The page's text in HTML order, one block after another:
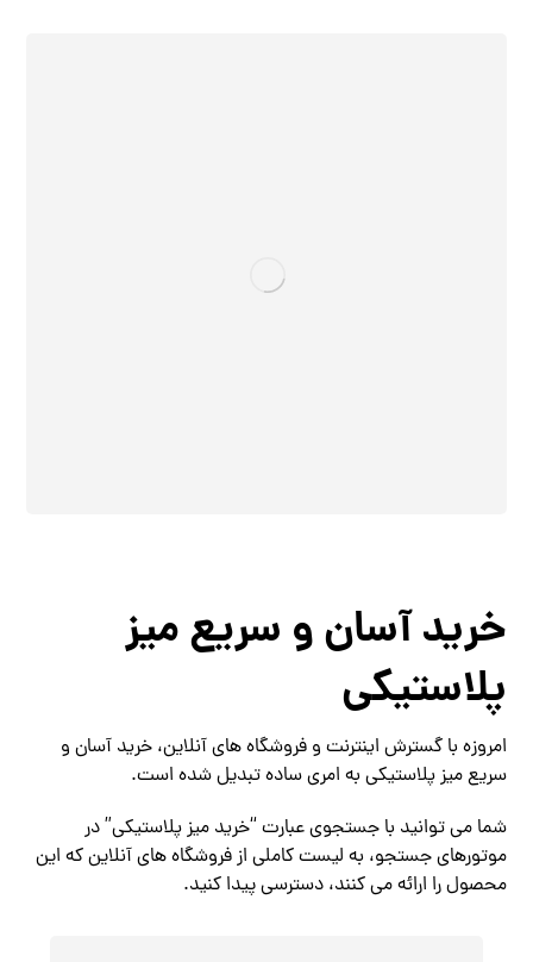
خرید آسان و سریع میز
پلاستیکی
امروزه با گسترش اینترنت و فروشگاه‌ های آنلاین، خرید آسان و
سریع میز پلاستیکی به امری ساده تبدیل شده است.
شما می‌ توانید با جستجوی عبارت “خرید میز پلاستیکی” در
موتورهای جستجو، به لیست کاملی از فروشگاه‌ های آنلاین که این
محصول را ارائه می‌ کنند، دسترسی پیدا کنید.